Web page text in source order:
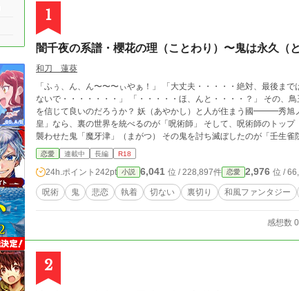
1
闇千夜の系譜・櫻花の理（ことわり）〜鬼は永久（
和刀 蓮葵
「ふぅ、ん、ん〜〜〜ぃやぁ！」 「大丈夫・・・・・絶対、最後ま
ないで・・・・・・・」 「・・・・・ほ、んと・・・・？」 その、
を信じて良いのだろうか？ 妖（あやかし）と人が住まう國━━━秀旭ノ皇國（しゅうきょくのこうこく） 表の世界を統べるのが「天
皇」なら、裏の世界を統べるのが「呪術師」 そして、呪術師のトップ「壬生雀院」（み
襲わせた鬼「魔牙津」（まがつ） その鬼を討ち滅ぼしたのが「壬生
とは出来なかった。 頭・両腕・上半身・右足・左足と切り分け、其
自分の両腕を斬り落とし、魔牙津の腕を己に付け封印した。━━━━━それから、数百年 時は流れ、列強
秀旭ノ皇國は鎖国を辞め、西洋の国と文化を受け入れ、取り入れる。
当主を決めようとしていた。その家は「壬生雀院」家 当主の血を引
は殆どが本妻の子が当主になる。稀に、妾の子がなる場合もある。
こからがその幼子の酷く残酷な生活の
恋愛 連載中 長編 R18
24h.ポイント 242pt 小説 6,041 位 / 228,897件 恋愛 2,976 位 /
呪術 鬼 悲恋 執着 切ない 裏切り 和風ファンタジー
感想数 0
2